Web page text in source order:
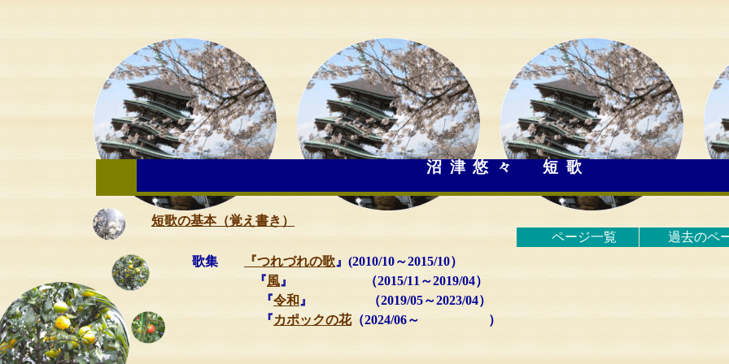
沼津悠々 短歌
短歌の基本（覚え書き）
歌集 『つれづれの歌 』(2010/10～2015/10）
『風 』 （2015/11～2019/04）
『令和 』 （2019/05～2023/04）
『カポックの花（2024/06～ ）
ページ一覧 過去のペ